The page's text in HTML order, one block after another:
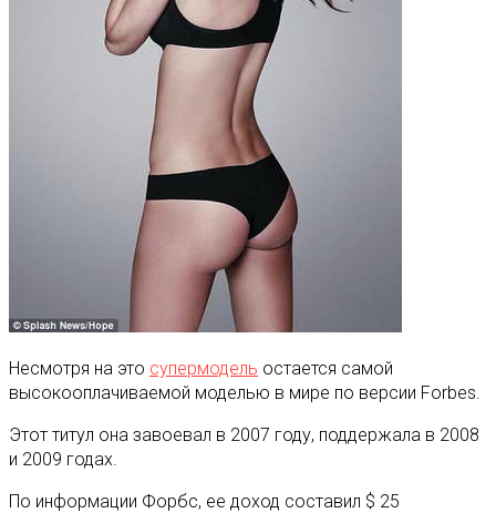
Несмотря на это супермодель остается самой
высокооплачиваемой моделью в мире по версии Forbes.
Этот титул она завоевал в 2007 году, поддержала в 2008
и 2009 годах.
По информации Форбс, ее доход составил $ 25